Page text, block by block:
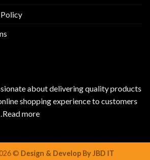
Policy
about delivering quality products
shopping experience to customers
Read more
© Design & Develop By JBD IT